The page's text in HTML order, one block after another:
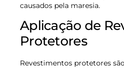
causados pela maresia.
Aplicação de
Protetores
Revestimentos protetores